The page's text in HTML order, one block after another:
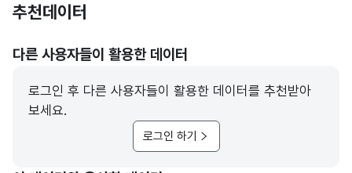
추천데이터
다른 사용자들이 활용한 데이터
로그인 후 다른 사용자들이 활용한 데이터를 추천받아
보세요.
로그인 하기